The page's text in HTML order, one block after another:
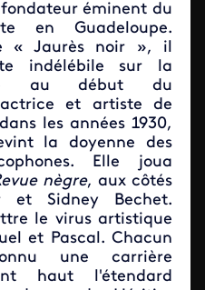
éminent du
en Guadeloupe.
« Jaurès noir », il
indélébile sur la
au début du
et artiste de
les années 1930,
la doyenne des
Elle joua
nègre, aux côtés
et Sidney Bechet.
le virus artistique
et Pascal. Chacun
une carrière
haut l'étendard